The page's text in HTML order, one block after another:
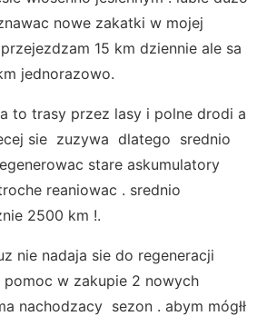
nowe zakatki w mojej
15 km dziennie ale sa
jednorazowo.
to trasy przez lasy i polne drodi a
sie zuzywa dlatego srednio
stare askumulatory
reaniowac . srednio
2500 km !.
nie nadaja sie do regeneracji
w zakupie 2 nowych
nachodzacy sezon . abym mógłł